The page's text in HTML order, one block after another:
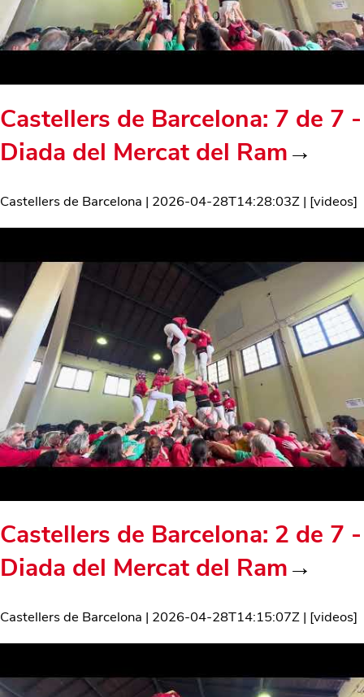
Castellers de Barcelona: 7 de 7 -
Diada del Mercat del Ram→
Castellers de Barcelona | 2026-04-28T14:28:03Z | [videos]
Castellers de Barcelona: 2 de 7 -
Diada del Mercat del Ram→
Castellers de Barcelona | 2026-04-28T14:15:07Z | [videos]